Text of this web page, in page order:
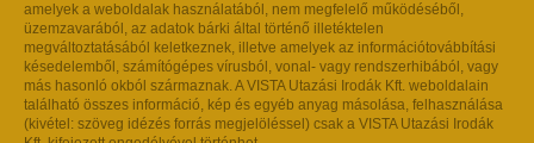
amelyek a weboldalak használatából, nem megfelelő működéséből,
üzemzavarából, az adatok bárki által történő illetéktelen
megváltoztatásából keletkeznek, illetve amelyek az információtovábbítási
késedelemből, számítógépes vírusból, vonal- vagy rendszerhibából, vagy
más hasonló okból származnak. A VISTA Utazási Irodák Kft. weboldalain
található összes információ, kép és egyéb anyag másolása, felhasználása
(kivétel: szöveg idézés forrás megjelöléssel) csak a VISTA Utazási Irodák